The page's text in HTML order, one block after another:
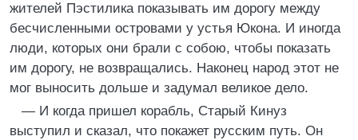
жителей Пэстилика показывать им дорогу между
бесчисленными островами у устья Юкона. И иногда
люди, которых они брали с собою, чтобы показать
им дорогу, не возвращались. Наконец народ этот не
мог выносить дольше и задумал великое дело.
— И когда пришел корабль, Старый Кинуз
выступил и сказал, что покажет русским путь. Он